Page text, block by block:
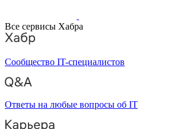
Все сервисы Хабра
Сообщество IT-специалистов
Ответы на любые вопросы об IT